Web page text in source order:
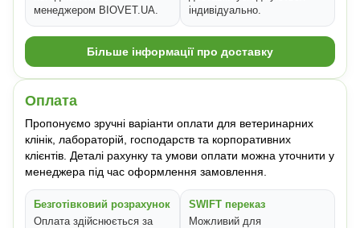
менеджером BIOVET.UA.
індивідуально.
Більше інформації про доставку
Оплата
Пропонуємо зручні варіанти оплати для ветеринарних
клінік, лабораторій, господарств та корпоративних
клієнтів. Деталі рахунку та умови оплати можна уточнити у
менеджера під час оформлення замовлення.
Безготівковий розрахунок
Оплата здійснюється за
SWIFT переказ
Можливий для